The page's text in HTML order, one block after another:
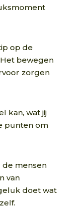
op de
bewegen
zorgen
kan, wat jij
punten om
de mensen
van
doet wat